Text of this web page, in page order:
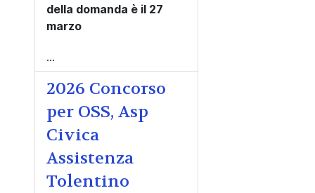
della domanda è il 27
marzo
...
2026 Concorso
per OSS, Asp
Civica
Assistenza
Tolentino